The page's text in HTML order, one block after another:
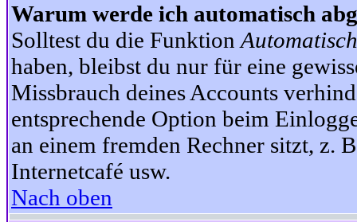
Warum werde ich automatisch
Solltest du die Funktion
haben, bleibst du nur für eine
Missbrauch deines Accounts
entsprechende Option beim
an einem fremden Rechner sitzt, z.
Internetcafé usw.
Nach oben